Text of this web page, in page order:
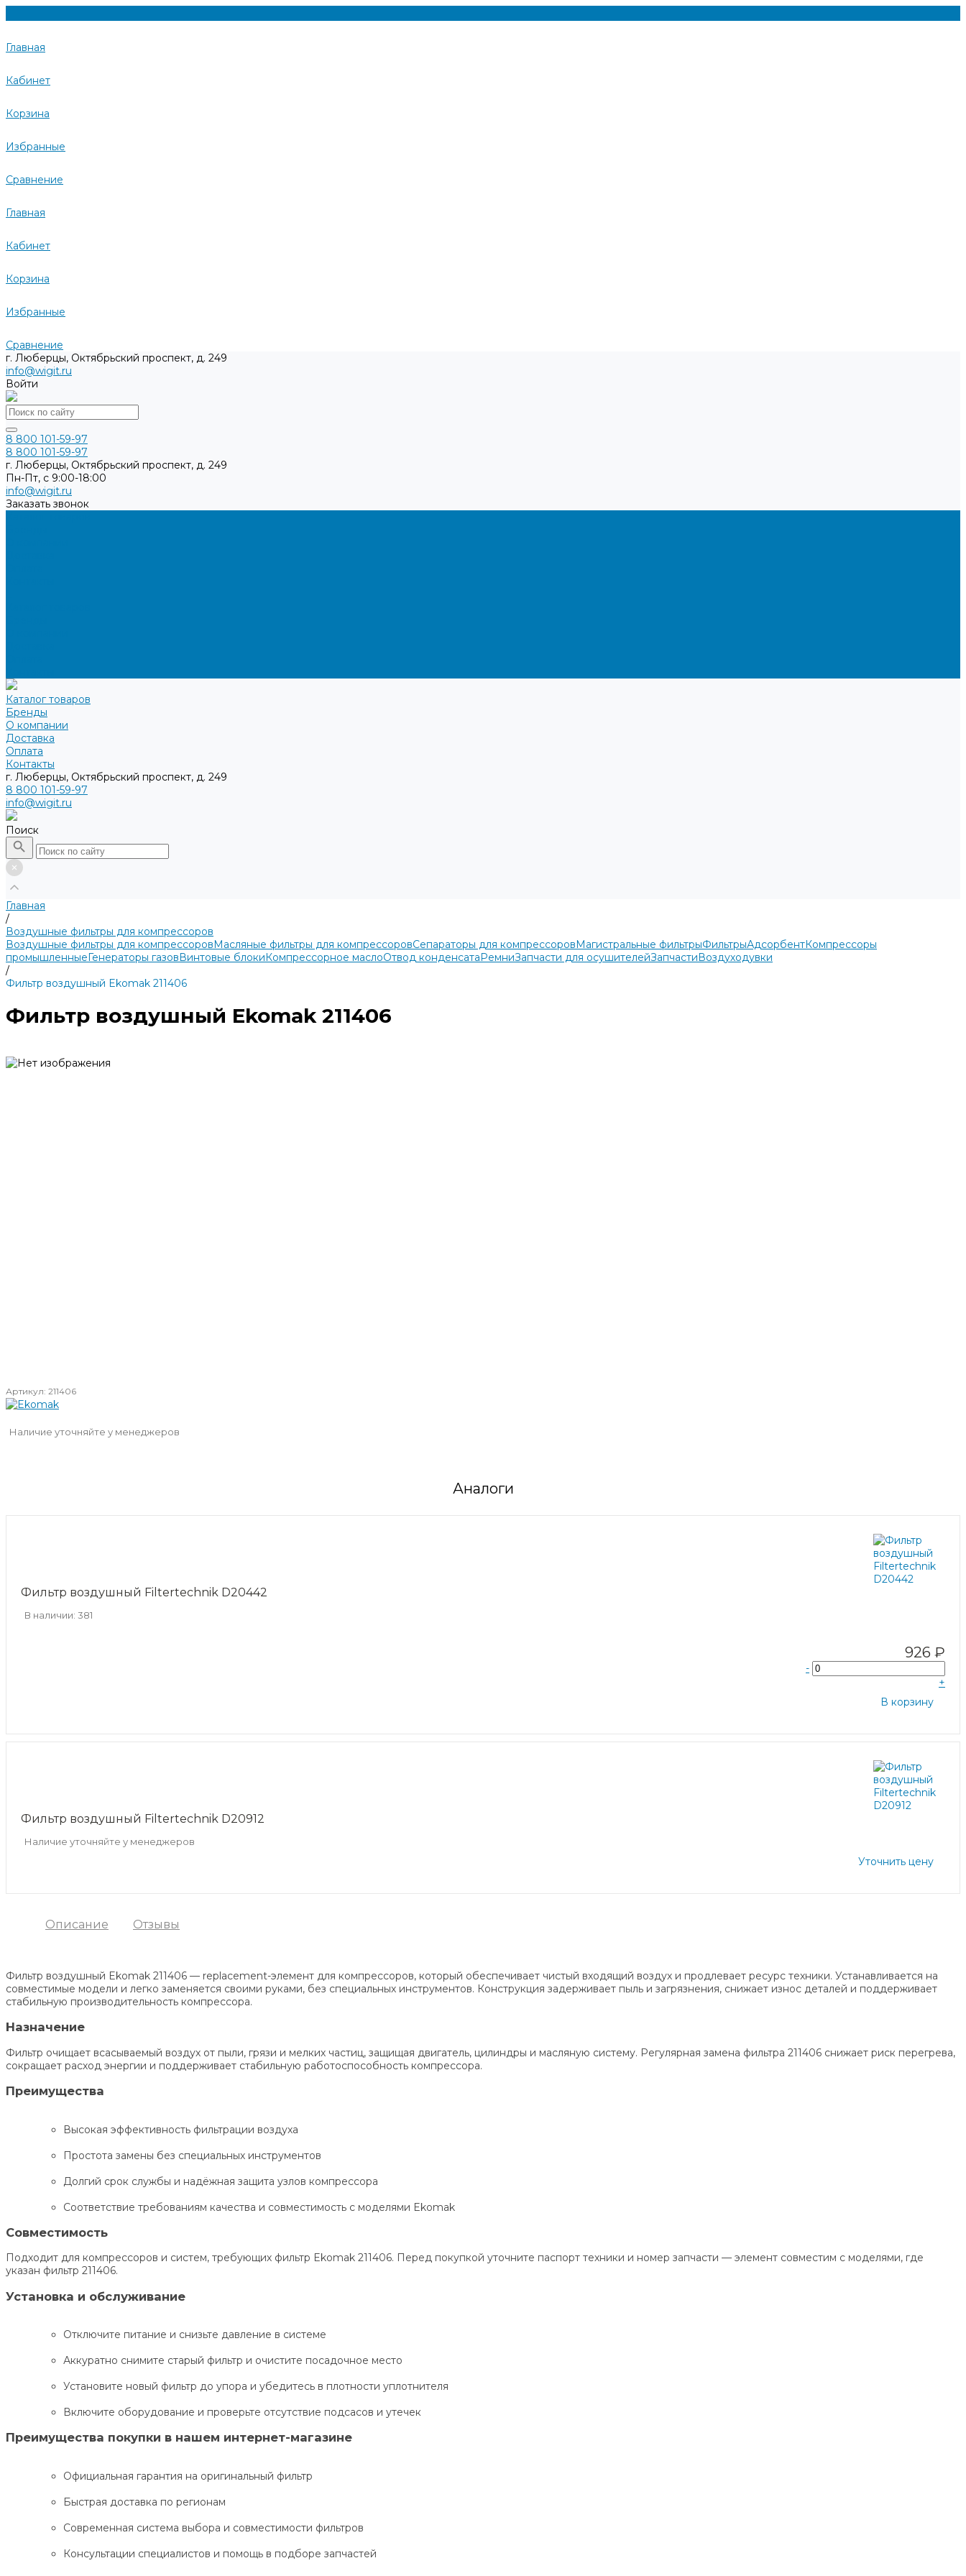
Главная
Кабинет
Корзина
Избранные
Сравнение
Главная
Кабинет
Корзина
Избранные
Сравнение
г. Люберцы, Октябрьский проспект, д. 249
info@wigit.ru
Войти
8 800 101-59-97
8 800 101-59-97
г. Люберцы, Октябрьский проспект, д. 249
Пн-Пт, с 9:00-18:00
info@wigit.ru
Заказать звонок
Каталог товаров
Бренды
О компании
Доставка
Оплата
Контакты
г. Люберцы, Октябрьский проспект, д. 249
8 800 101-59-97
info@wigit.ru
Поиск
Главная
/
Воздушные фильтры для компрессоров
Воздушные фильтры для компрессоровМасляные фильтры для компрессоровСепараторы для компрессоровМагистральные фильтрыФильтрыАдсорбентКомпрессоры
промышленныеГенераторы газовВинтовые блокиКомпрессорное маслоОтвод конденсатаРемниЗапчасти для осушителейЗапчастиВоздуходувки
/
Фильтр воздушный Ekomak 211406
Фильтр воздушный Ekomak 211406
Артикул: 211406
Наличие уточняйте у менеджеров
Аналоги
Фильтр воздушный Filtertechnik D20442
В наличии: 381
926 ₽
-
+
В корзину
Фильтр воздушный Filtertechnik D20912
Наличие уточняйте у менеджеров
Уточнить цену
Описание Отзывы
Фильтр воздушный Ekomak 211406 — replacement-элемент для компрессоров, который обеспечивает чистый входящий воздух и продлевает ресурс техники. Устанавливается на
совместимые модели и легко заменяется своими руками, без специальных инструментов. Конструкция задерживает пыль и загрязнения, снижает износ деталей и поддерживает
стабильную производительность компрессора.
Назначение
Фильтр очищает всасываемый воздух от пыли, грязи и мелких частиц, защищая двигатель, цилиндры и масляную систему. Регулярная замена фильтра 211406 снижает риск перегрева,
сокращает расход энергии и поддерживает стабильную работоспособность компрессора.
Преимущества
Высокая эффективность фильтрации воздуха
Простота замены без специальных инструментов
Долгий срок службы и надёжная защита узлов компрессора
Соответствие требованиям качества и совместимость с моделями Ekomak
Совместимость
Подходит для компрессоров и систем, требующих фильтр Ekomak 211406. Перед покупкой уточните паспорт техники и номер запчасти — элемент совместим с моделями, где
указан фильтр 211406.
Установка и обслуживание
Отключите питание и снизьте давление в системе
Аккуратно снимите старый фильтр и очистите посадочное место
Установите новый фильтр до упора и убедитесь в плотности уплотнителя
Включите оборудование и проверьте отсутствие подсасов и утечек
Преимущества покупки в нашем интернет-магазине
Официальная гарантия на оригинальный фильтр
Быстрая доставка по регионам
Современная система выбора и совместимости фильтров
Консультации специалистов и помощь в подборе запчастей